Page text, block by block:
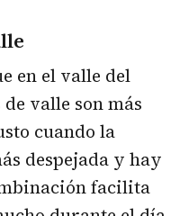
en el valle del
valle son más
cuando la
despejada y hay
facilita